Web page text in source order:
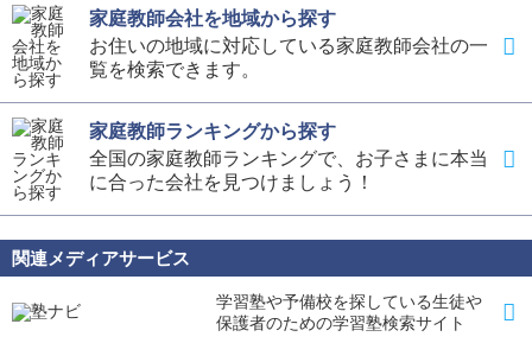
家庭教師会社を地域から探す
お住いの地域に対応している家庭教師会社の一
覧を検索できます。
家庭教師ランキングから探す
全国の家庭教師ランキングで、お子さまに本当
に合った会社を見つけましょう！
関連メディアサービス
学習塾や予備校を探している生徒や
保護者のための学習塾検索サイト